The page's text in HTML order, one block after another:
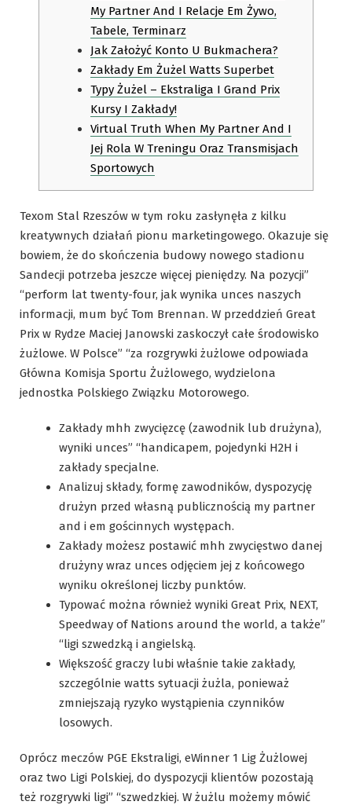
My Partner And I Relacje Em Żywo,
Tabele, Terminarz
Jak Założyć Konto U Bukmachera?
Zakłady Em Żużel Watts Superbet
Typy Żużel – Ekstraliga I Grand Prix
Kursy I Zakłady!
Virtual Truth When My Partner And I
Jej Rola W Treningu Oraz Transmisjach
Sportowych
Texom Stal Rzeszów w tym roku zasłynęła z kilku
kreatywnych działań pionu marketingowego. Okazuje się
bowiem, że do skończenia budowy nowego stadionu
Sandecji potrzeba jeszcze więcej pieniędzy. Na pozycji”
“perform lat twenty-four, jak wynika unces naszych
informacji, mum być Tom Brennan. W przeddzień Great
Prix w Rydze Maciej Janowski zaskoczył całe środowisko
żużlowe. W Polsce” “za rozgrywki żużlowe odpowiada
Główna Komisja Sportu Żużlowego, wydzielona
jednostka Polskiego Związku Motorowego.
Zakłady mhh zwycięzcę (zawodnik lub drużyna),
wyniki unces” “handicapem, pojedynki H2H i
zakłady specjalne.
Analizuj składy, formę zawodników, dyspozycję
drużyn przed własną publicznością my partner
and i em gościnnych występach.
Zakłady możesz postawić mhh zwycięstwo danej
drużyny wraz unces odjęciem jej z końcowego
wyniku określonej liczby punktów.
Typować można również wyniki Great Prix, NEXT,
Speedway of Nations around the world, a także”
“ligi szwedzką i angielską.
Większość graczy lubi właśnie takie zakłady,
szczególnie watts sytuacji żużla, ponieważ
zmniejszają ryzyko wystąpienia czynników
losowych.
Oprócz meczów PGE Ekstraligi, eWinner 1 Lig Żużlowej
oraz two Ligi Polskiej, do dyspozycji klientów pozostają
też rozgrywki ligi” “szwedzkiej. W żużlu możemy mówić